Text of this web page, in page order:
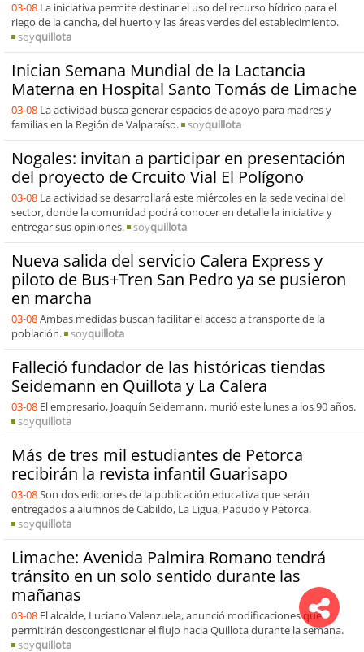
03-08 La iniciativa permite destinar el uso del recurso hídrico para el
riego de la cancha, del huerto y las áreas verdes del establecimiento.
soyquillota
Inician Semana Mundial de la Lactancia
Materna en Hospital Santo Tomás de Limache
03-08 La actividad busca generar espacios de apoyo para madres y
familias en la Región de Valparaíso.
soyquillota
Nogales: invitan a participar en presentación
del proyecto de Crcuito Vial El Polígono
03-08 La actividad se desarrollará este miércoles en la sede vecinal del
sector, donde la comunidad podrá conocer en detalle la iniciativa y
entregar sus opiniones.
soyquillota
Nueva salida del servicio Calera Express y
piloto de Bus+Tren San Pedro ya se pusieron
en marcha
03-08Ambas medidas buscan facilitar el acceso a transporte de la
población.
soyquillota
Falleció fundador de las históricas tiendas
Seidemann en Quillota y La Calera
03-08 El empresario, Joaquín Seidemann, murió este lunes a los 90 años.
soyquillota
Más de tres mil estudiantes de Petorca
recibirán la revista infantil Guarisapo
03-08Son dos ediciones de la publicación educativa que serán
entregados a alumnos de Cabildo, La Ligua, Papudo y Petorca.
soyquillota
Limache: Avenida Palmira Romano tendrá
tránsito en un solo sentido durante las
mañanas
03-08 El alcalde, Luciano Valenzuela, anunció modificaciones que
permitirán descongestionar el flujo hacia Quillota durante la semana.
soyquillota